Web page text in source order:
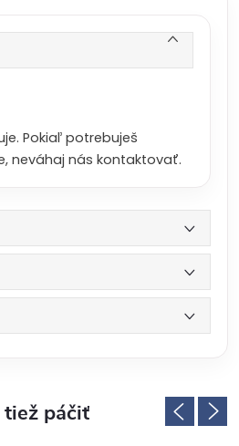
Pokiaľ potrebuješ
neváhaj nás kontaktovať.